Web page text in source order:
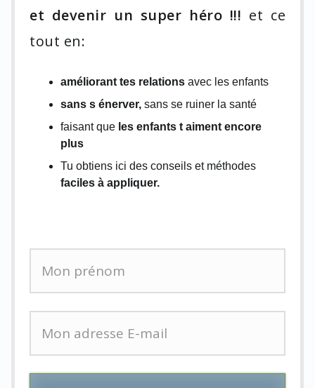
et devenir un super héro !!! et ce
tout en:
améliorant tes relations avec les enfants
sans s énerver, sans se ruiner la santé
faisant que les enfants t aiment encore
plus
Tu obtiens ici des conseils et méthodes
faciles à appliquer.